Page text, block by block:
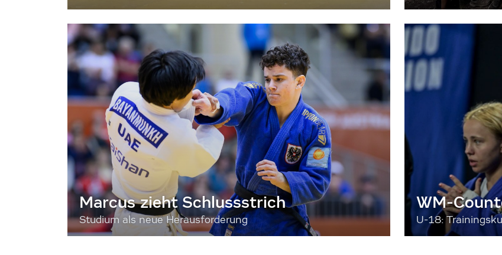
Marcus zieht Schlussstrich
Studium als neue Herausforderung
WM-
U-18: